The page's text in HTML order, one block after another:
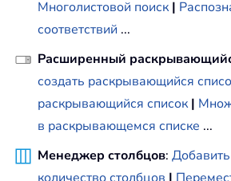
Многолистовой поиск |
соответствий ...
Расширенный
создать раскрывающийся
раскрывающийся список |
в раскрывающемся списке ...
Менеджер столбцов: